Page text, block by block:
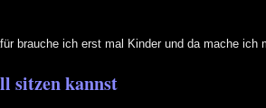
brauche ich erst mal Kinder und da mache
sitzen kannst